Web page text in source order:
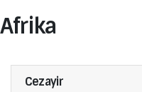
Afrika
Cezayir